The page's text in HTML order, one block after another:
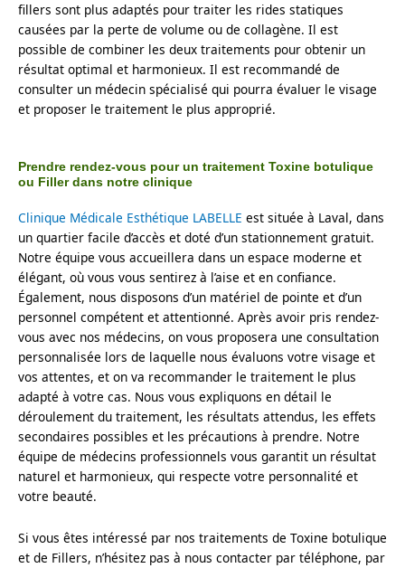
fillers sont plus adaptés pour traiter les rides statiques
causées par la perte de volume ou de collagène. Il est
possible de combiner les deux traitements pour obtenir un
résultat optimal et harmonieux. Il est recommandé de
consulter un médecin spécialisé qui pourra évaluer le visage
et proposer le traitement le plus approprié.
Prendre rendez-vous pour un traitement Toxine botulique
ou Filler dans notre clinique
Clinique Médicale Esthétique LABELLE est située à Laval, dans
un quartier facile d’accès et doté d’un stationnement gratuit.
Notre équipe vous accueillera dans un espace moderne et
élégant, où vous vous sentirez à l’aise et en confiance.
Également, nous disposons d’un matériel de pointe et d’un
personnel compétent et attentionné. Après avoir pris rendez-
vous avec nos médecins, on vous proposera une consultation
personnalisée lors de laquelle nous évaluons votre visage et
vos attentes, et on va recommander le traitement le plus
adapté à votre cas. Nous vous expliquons en détail le
déroulement du traitement, les résultats attendus, les effets
secondaires possibles et les précautions à prendre. Notre
équipe de médecins professionnels vous garantit un résultat
naturel et harmonieux, qui respecte votre personnalité et
votre beauté.
Si vous êtes intéressé par nos traitements de Toxine botulique
et de Fillers, n’hésitez pas à nous contacter par téléphone, par